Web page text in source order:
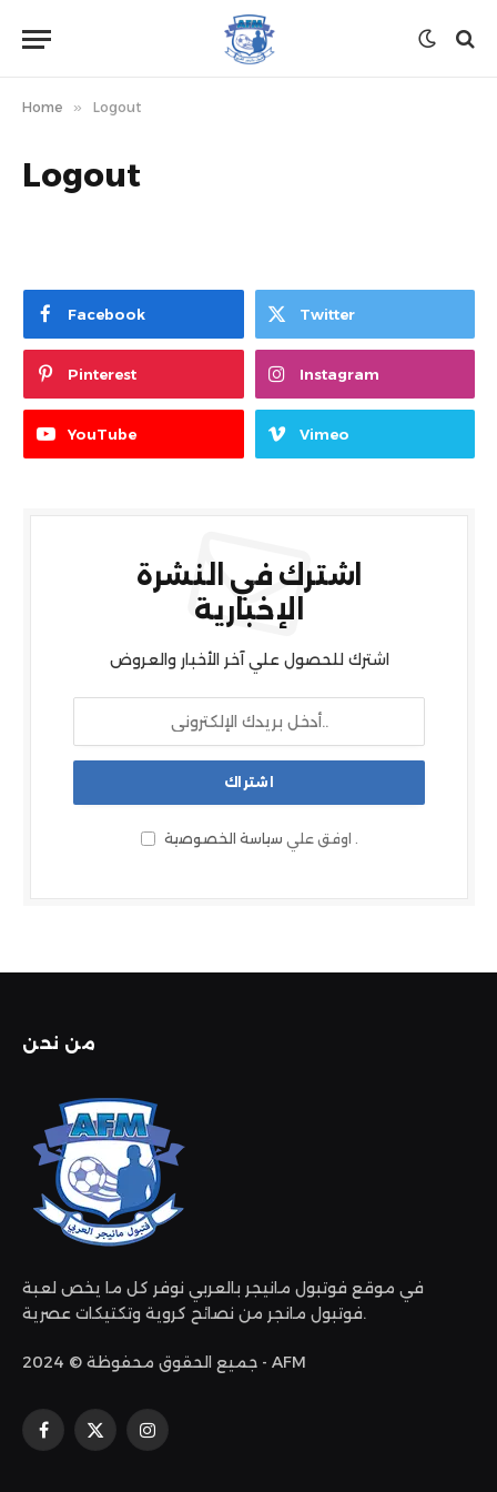
Home » Logout
Logout
Facebook Twitter
Pinterest Instagram
YouTube Vimeo
اشترك في النشرة
الإخبارية
اشترك للحصول علي آخر الأخبار والعروض
اوفق علي سياسة الخصوصية .
من نحن
في موقع فوتبول مانيجر بالعربي نوفر كل ما يخص لعبة
فوتبول مانجر من نصائح كروية وتكتيكات عصرية.
جميع الحقوق محفوظة © 2024 - AFM
فيسبوك
X
الانستغرام